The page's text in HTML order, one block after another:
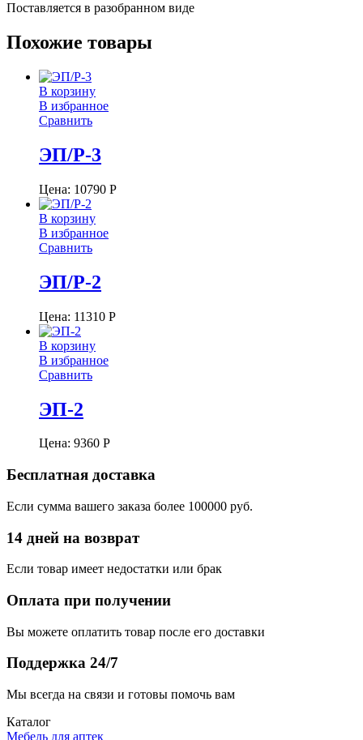
Поставляется в разобранном виде
Похожие товары
В корзину
В избранное
Сравнить
ЭП/Р-3
Цена: 10790 Р
В корзину
В избранное
Сравнить
ЭП/Р-2
Цена: 11310 Р
В корзину
В избранное
Сравнить
ЭП-2
Цена: 9360 Р
Бесплатная доставка
Если сумма вашего заказа более 100000 руб.
14 дней на возврат
Если товар имеет недостатки или брак
Оплата при получении
Вы можете оплатить товар после его доставки
Поддержка 24/7
Мы всегда на связи и готовы помочь вам
Каталог
Мебель для аптек